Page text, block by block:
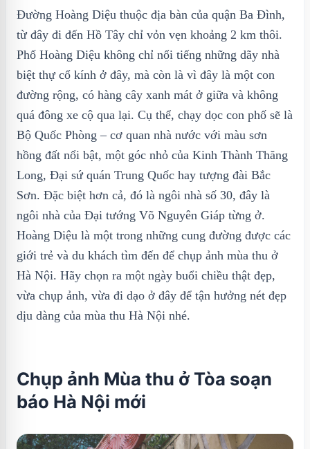
Đường Hoàng Diệu thuộc địa bàn của quận Ba Đình,
từ đây đi đến Hồ Tây chỉ vỏn vẹn khoảng 2 km thôi.
Phố Hoàng Diệu không chỉ nổi tiếng những dãy nhà
biệt thự cổ kính ở đây, mà còn là vì đây là một con
đường rộng, có hàng cây xanh mát ở giữa và không
quá đông xe cộ qua lại. Cụ thể, chạy dọc con phố sẽ là
Bộ Quốc Phòng – cơ quan nhà nước với màu sơn
hồng đất nổi bật, một góc nhỏ của Kinh Thành Thăng
Long, Đại sứ quán Trung Quốc hay tượng đài Bắc
Sơn. Đặc biệt hơn cả, đó là ngôi nhà số 30, đây là
ngôi nhà của Đại tướng Võ Nguyên Giáp từng ở.
Hoàng Diệu là một trong những cung đường được các
giới trẻ và du khách tìm đến để chụp ảnh mùa thu ở
Hà Nội. Hãy chọn ra một ngày buổi chiều thật đẹp,
vừa chụp ảnh, vừa đi dạo ở đây để tận hưởng nét đẹp
dịu dàng của mùa thu Hà Nội nhé.
Chụp ảnh Mùa thu ở Tòa soạn
báo Hà Nội mới